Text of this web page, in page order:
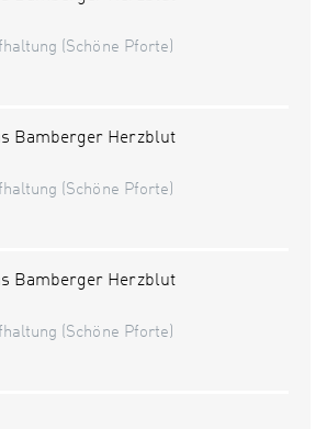
(Schöne Pforte)
Bamberger Herzblut
(Schöne Pforte)
Bamberger Herzblut
(Schöne Pforte)